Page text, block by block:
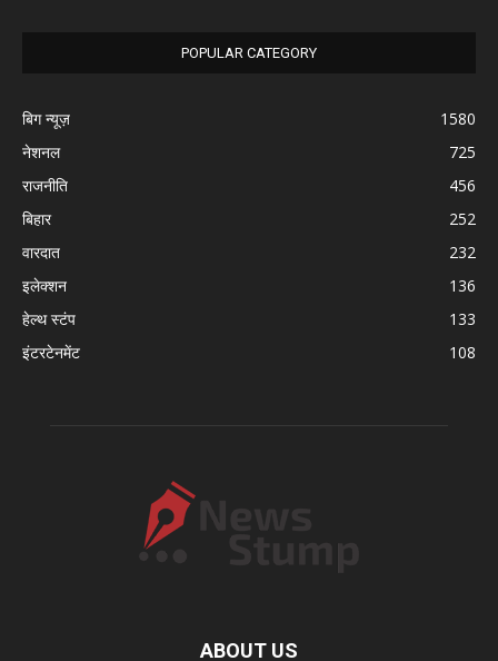
POPULAR CATEGORY
बिग न्यूज़
1580
नेशनल
725
राजनीति
456
बिहार
252
वारदात
232
इलेक्शन
136
हेल्थ स्टंप
133
इंटरटेनमेंट
108
ABOUT US